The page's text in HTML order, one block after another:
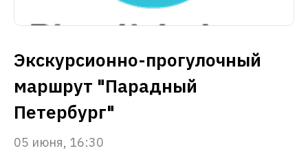
Экскурсионно-прогулочный
маршрут "Парадный
Петербург"
05 июня, 16:30